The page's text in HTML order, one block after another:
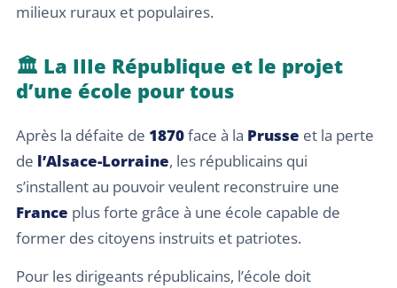
milieux ruraux et populaires.
🏛️ La IIIe République et le projet
d’une école pour tous
Après la défaite de 1870face à la Prusse et la perte
de l’Alsace-Lorraine, les républicains qui
s’installent au pouvoir veulent reconstruire une
France plus forte grâce à une école capable de
former des citoyens instruits et patriotes.
Pour les dirigeants républicains, l’école doit